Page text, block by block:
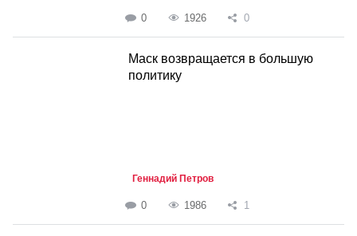
0 1926 0
Маск возвращается в большую
политику
Геннадий Петров
0 1986 1